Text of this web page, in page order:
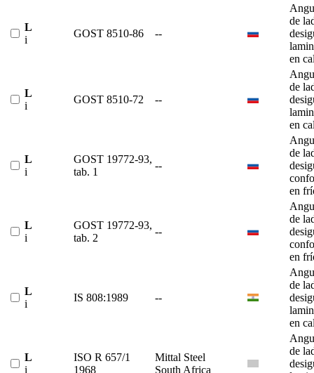
L
i
GOST 8510-86 --
de
en
L
i
GOST 8510-72 --
de
en
L
i
GOST 19772-93,
tab. 1
--
de
en
L
i
GOST 19772-93,
tab. 2
--
de
en
L
i
IS 808:1989 --
de
en
L
i
ISO R 657/1
1968
Mittal Steel
South Africa
de